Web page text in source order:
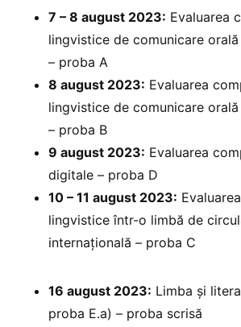
7 – 8 august 2023: Evaluarea
lingvistice de comunicare
– proba A
8 august 2023: Evaluarea
lingvistice de comunicare
– proba B
9 august 2023: Evaluarea
digitale – proba D
10 – 11 august 2023:
lingvistice într-o limbă de
internațională – proba C
16 august 2023: Limba și
proba E.a) – proba scrisă